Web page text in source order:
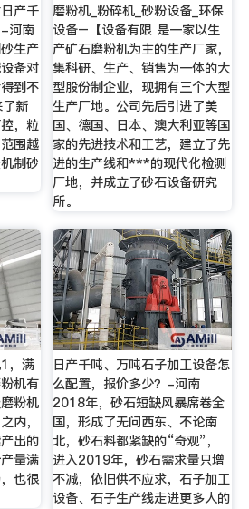
产千
-河南
生产
备对
到不
新
，粒
围越
制砂
磨粉机_粉碎机_砂粉设备_环保
设备–【设备有限 是一家以生
产矿石磨粉机为主的生产厂家，
集科研、生产、销售为一体的大
型股份制企业，现拥有三个大型
生产厂地。公司先后引进了美
国、德国、日本、澳大利亚等国
家的先进技术和工艺，建立了先
进的生产线和***的现代化检测
厂地，并成立了砂石设备研究
所。
，满
机有
粉机
内，
出的
量满
也很
日产千吨、万吨石子加工设备怎
么配置，报价多少？-河南
2018年，砂石短缺风暴席卷全
国，形成了无问西东、不论南
北，砂石料都紧缺的“奇观”，
进入2019年，砂石需求量只增
不减，依旧供不应求，石子加工
设备、石子生产线走进更多人的